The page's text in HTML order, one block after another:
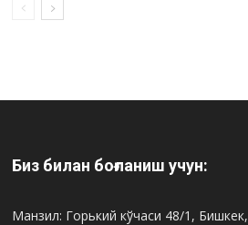
Биз билан боғланиш учун:
Манзил: Горький кўчаси 48/1, Бишкек,